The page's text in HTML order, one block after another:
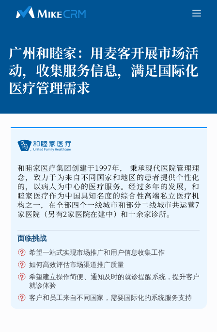
广州和睦家： 用麦客开展市场活
动，收集服务信息，满足国际化
医疗管理需求
和睦家医疗集团创建于1997年， 秉承现代医院管理理
念，致力于为来自不同国家和地区的患者提供个性化
的，以病人为中心的医疗服务。经过多年的发展，和
睦家医疗作为中国具知名度的综合性高端私立医疗机
构之一，在全部四个一线城市和部分二线城市共运营7
家医院（另有2家医院在建中）和十余家诊所。
面临挑战
希望一站式实现市场推广和用户信息收集工作
如何高效评估市场渠道推广质量
希望建立操作简便、通知及时的就诊提醒系统，提升客户
就诊体验
客户和员工来自不同国家，需要国际化的系统服务支持